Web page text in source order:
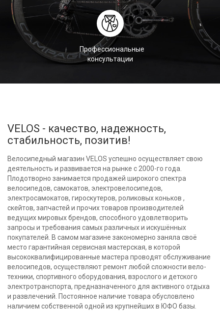
Профессиональные
консультации
VELOS - качество, надежность,
стабильность, позитив!
Велосипедный магазин VELOS успешно осуществляет свою
деятельность и развивается на рынке с 2000-го года.
Плодотворно занимается продажей широкого спектра
велосипедов, самокатов, электровелосипедов,
электросамокатов, гироскутеров, роликовых коньков ,
скейтов, запчастей и прочих товаров производителей
ведущих мировых брендов, способного удовлетворить
запросы и требования самых различных и искушённых
покупателей. В самом магазине закономерно заняла своё
место гарантийная сервисная мастерская, в которой
высококвалифицированные мастера проводят обслуживание
велосипедов, осуществляют ремонт любой сложности вело-
техники, спортивного оборудования, взрослого и детского
электротранспорта, предназначенного для активного отдыха
и развлечений. Постоянное наличие товара обусловлено
наличием собственной одной из крупнейших в ЮФО базы.